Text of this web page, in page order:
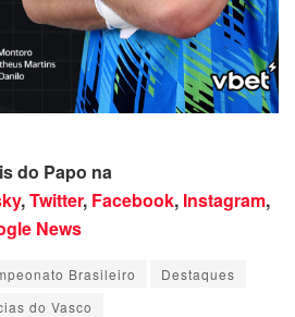
do Papo na
,Twitter, Facebook, Instagram,
News
Brasileiro
Destaques
do Vasco